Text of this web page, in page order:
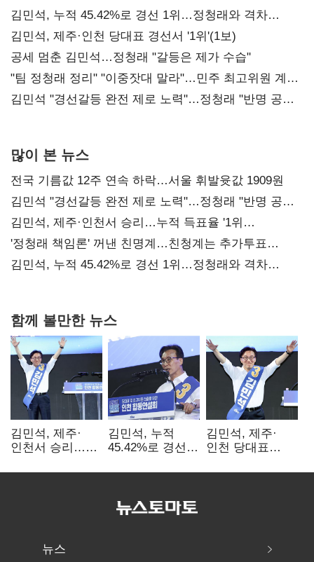
김민석, 누적 45.42%로 경선 1위…정청래와 격차
0.86%p(2보)
김민석, 제주·인천 당대표 경선서 '1위'(1보)
공세 멈춘 김민석…정청래 "갈등은 제가 수습"
"팀 정청래 정리" "이중잣대 말라"…민주 최고위원 계파
다툼 격화
김민석 "경선갈등 완전 제로 노력"…정청래 "반명 공세
많이 본 뉴스
전국 기름값 12주 연속 하락…서울 휘발윳값 1909원
김민석 "경선갈등 완전 제로 노력"…정청래 "반명 공세
사과부터"
김민석, 제주·인천서 승리…누적 득표율 '1위
탈환'(종합)
'정청래 책임론' 꺼낸 친명계…친청계는 추가투표
때리기
김민석, 누적 45.42%로 경선 1위…정청래와 격차
함께 볼만한 뉴스
김민석, 제주·
인천서 승리…
탈환'(종합)
김민석, 누적
45.42%로 경선
격차
김민석, 제주·
인천 당대표
뉴스